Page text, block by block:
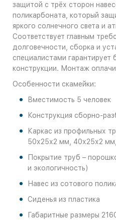
защитой с трёх сторон
поликарбоната, который
яркого солнечного света и
Соответствует главным
долговечности, сборка и
специалистами гарантирует
конструкции. Монтаж
Особенности скамейки:
Вместимость 5 человек
Конструкция сборно-
Каркас из профильных
50х25х2 мм, 40х25х2
Покрытие труб –
и экологичность)
Навес из сотового
Сиденья из пластика
Габаритные размеры